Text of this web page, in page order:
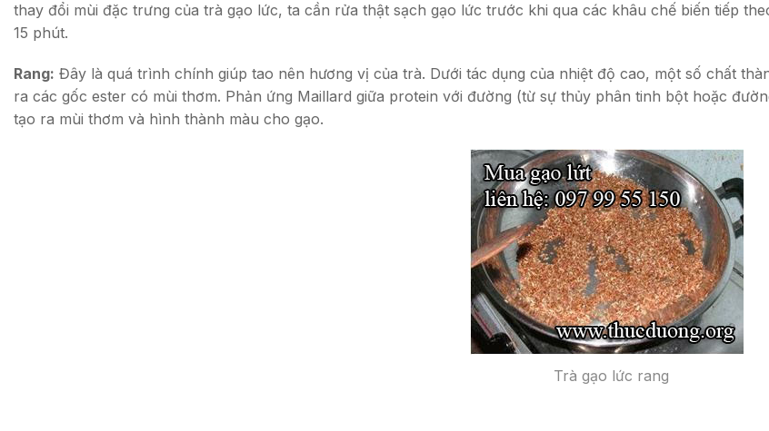
thay đổi mùi đặc trưng của trà gạo lức, ta cần rửa thật sạch gạo lức trước khi qua các khâu chế biến tiếp
15 phút.
Rang: Đây là quá trình chính giúp tao nên hương vị của trà. Dưới tác dụng của nhiệt độ cao, một số chất
ra các gốc ester có mùi thơm. Phản ứng Maillard giữa protein với đường (từ sự thủy phân tinh bột hoặc
tạo ra mùi thơm và hình thành màu cho gạo.
Trà gạo lức rang